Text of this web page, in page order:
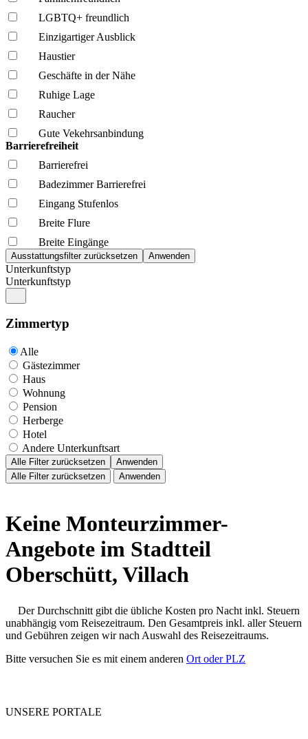
LGBTQ+ freundlich
Einzigartiger Ausblick
Haustier
Geschäfte in der Nähe
Ruhige Lage
Raucher
Gute Vekehrsanbindung
Barrierefreiheit
Barrierefrei
Badezimmer Barrierefrei
Eingang Stufenlos
Breite Flure
Breite Eingänge
Unterkunftstyp
Unterkunftstyp
Zimmertyp
Alle
Gästezimmer
Haus
Wohnung
Pension
Herberge
Hotel
Andere Unterkunftsart
Alle Filter zurücksetzen
Anwenden
Alle Filter zurücksetzen
Anwenden
Keine Monteurzimmer-
Angebote im Stadtteil
Oberschütt, Villach
Der Durchschnitt gibt die übliche Kosten pro Nacht inkl. Steuern
unabhängig vom Reisezeitraum. Den Gesamtpreis inkl. aller Steuern
und Gebühren zeigen wir nach Auswahl des Reisezeitraums.
Bitte versuchen Sie es mit einem anderen Ort oder PLZ
UNSERE PORTALE